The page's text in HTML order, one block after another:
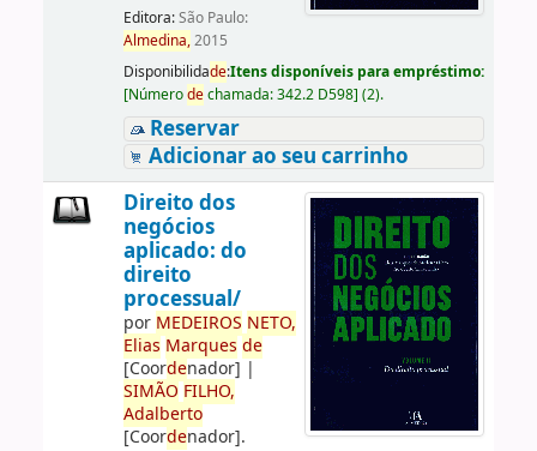
Editora:São Paulo:
Almedina,2015
Disponibilidade:Itens disponíveis para empréstimo:
[Númerodechamada:342.2 D598] (2).
Reservar
Adicionar ao seu carrinho
Direito dos
negócios
aplicado: do
direito
processual/
por MEDEIROS NETO,
Elias Marques de
[Coordenador] |
SIMÃO FILHO,
Adalberto
[Coordenador].